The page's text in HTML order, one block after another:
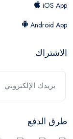
iOS App
Android App
الاشتراك
طرق الدفع